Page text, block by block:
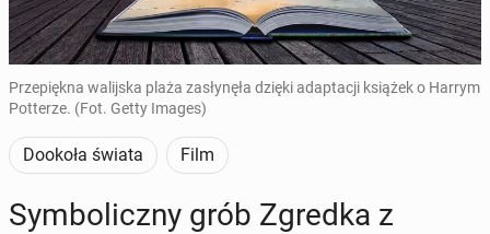
Przepiękna walijska plaża zasłynęła dzięki adaptacji książek o Harrym
Potterze. (Fot. Getty Images)
Dookoła świata Film
Sym­bo­licz­ny grób Zgredka z